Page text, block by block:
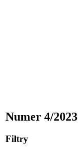
Numer 4/2023
Filtry